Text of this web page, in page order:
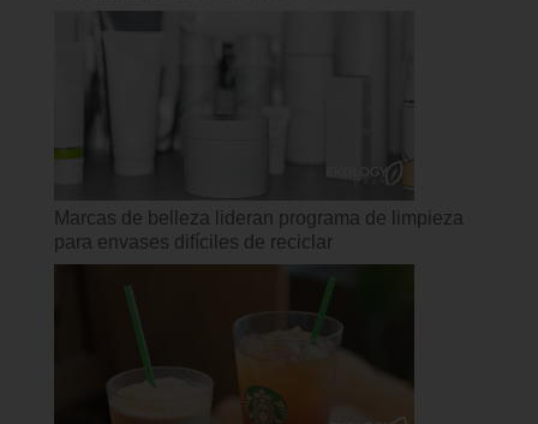
Marcas de belleza lideran programa de limpieza
para envases difíciles de reciclar